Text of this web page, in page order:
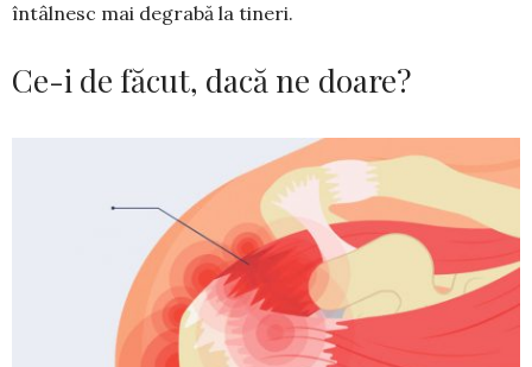
întâlnesc mai degrabă la tineri.
Ce-i de făcut, dacă ne doare?